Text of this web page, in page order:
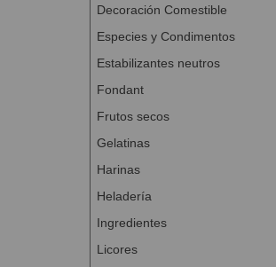
Decoración Comestible
Especies y Condimentos
Estabilizantes neutros
Fondant
Frutos secos
Gelatinas
Harinas
Heladería
Ingredientes
Licores